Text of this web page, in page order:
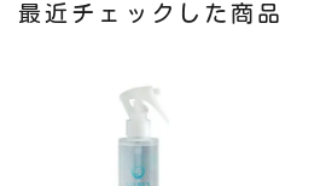
最近チェックした商品